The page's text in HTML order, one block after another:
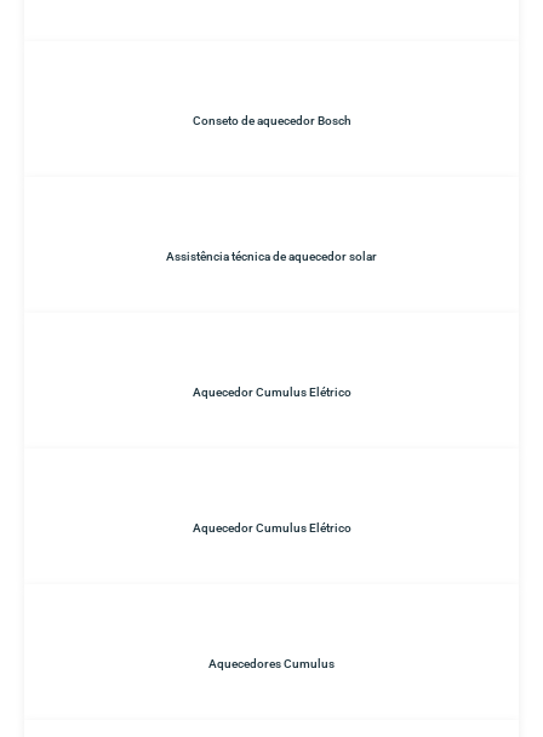
Conseto de aquecedor Bosch
Assistência técnica de aquecedor solar
Aquecedor Cumulus Elétrico
Aquecedor Cumulus Elétrico
Aquecedores Cumulus